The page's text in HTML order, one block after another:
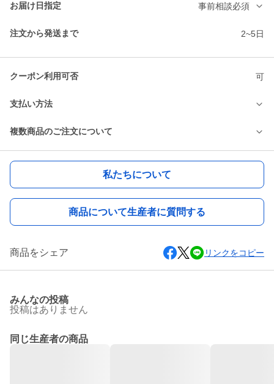
お届け日指定 事前相談必須
注文から発送まで 2~5日
クーポン利用可否 可
支払い方法
複数商品のご注文について
私たちについて
商品について生産者に質問する
商品をシェア リンクをコピー
みんなの投稿
投稿はありません
同じ生産者の商品